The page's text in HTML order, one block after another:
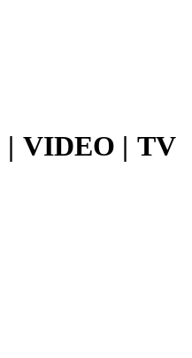
| VIDEO | TV